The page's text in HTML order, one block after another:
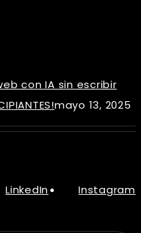
con IA sin escribir
mayo 13, 2025
LinkedIn Instagram